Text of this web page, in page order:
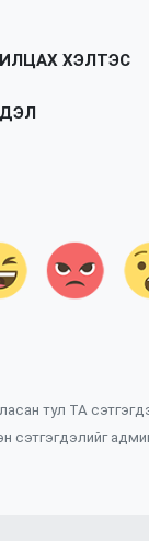
ХЭЛТЭС
тул ТА